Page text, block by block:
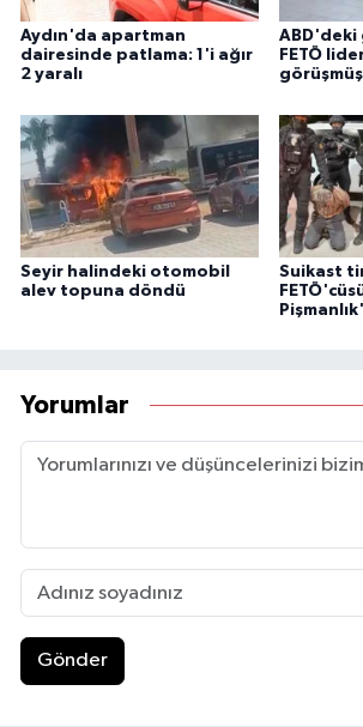
Aydın'da apartman
dairesinde patlama: 1'i ağır
2 yaralı
ABD'deki
FETÖ
görüşmüş
Seyir halindeki otomobil
alev topuna döndü
Suikast
Yorumlar
Gönder